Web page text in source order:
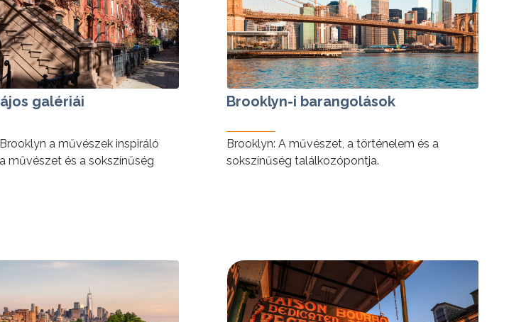
galériái
a művészek inspiráló
művészet és a sokszínűség
Brooklyn-i barangolások
Brooklyn: A művészet, a történelem és a
sokszínűség találkozópontja.